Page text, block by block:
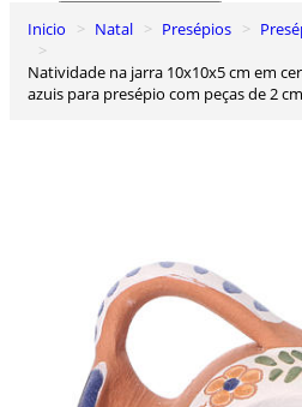
Inicio Natal Presépios
Natividade na jarra 10x10x5 cm em cerâmica Deruta com decorações
azuis para presépio com peças de 2